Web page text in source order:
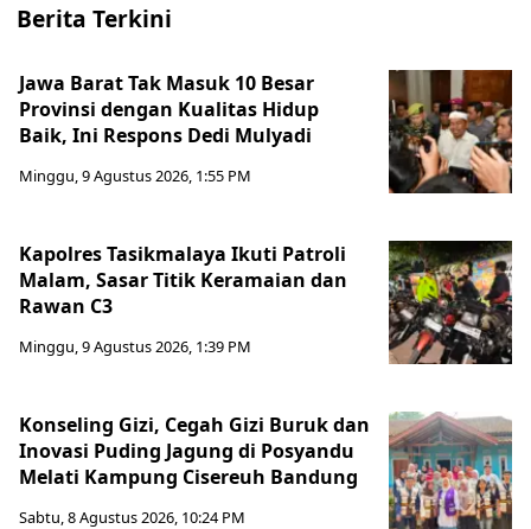
Berita Terkini
Jawa Barat Tak Masuk 10 Besar
Provinsi dengan Kualitas Hidup
Baik, Ini Respons Dedi Mulyadi
Minggu, 9 Agustus 2026, 1:55 PM
Kapolres Tasikmalaya Ikuti Patroli
Malam, Sasar Titik Keramaian dan
Rawan C3
Minggu, 9 Agustus 2026, 1:39 PM
Konseling Gizi, Cegah Gizi Buruk dan
Inovasi Puding Jagung di Posyandu
Melati Kampung Cisereuh Bandung
Sabtu, 8 Agustus 2026, 10:24 PM